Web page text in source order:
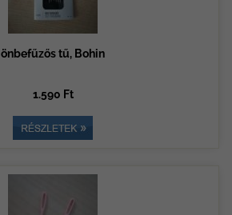
önbefűzős tű, Bohin
1.590 Ft